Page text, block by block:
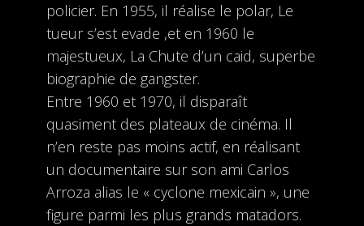
policier. En 1955, il réalise le polar, Le
tueur s’est evade ,et en 1960 le
majestueux, La Chute d’un caid, superbe
biographie de gangster.
Entre 1960 et 1970, il disparaît
quasiment des plateaux de cinéma. Il
n’en reste pas moins actif, en réalisant
un documentaire sur son ami Carlos
Arroza alias le « cyclone mexicain », une
figure parmi les plus grands matadors.